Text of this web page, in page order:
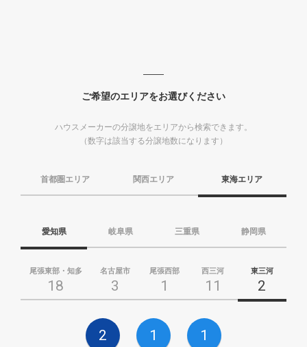
ご希望のエリアをお選びください
ハウスメーカーの分譲地をエリアから検索できます。
（数字は該当する分譲地数になります）
首都圏エリア 関西エリア 東海エリア
愛知県 岐阜県 三重県 静岡県
尾張東部・知多
18
名古屋市
3
尾張西部
1
西三河
11
東三河
2
2 1 1